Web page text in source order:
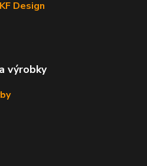
Design
výrobky